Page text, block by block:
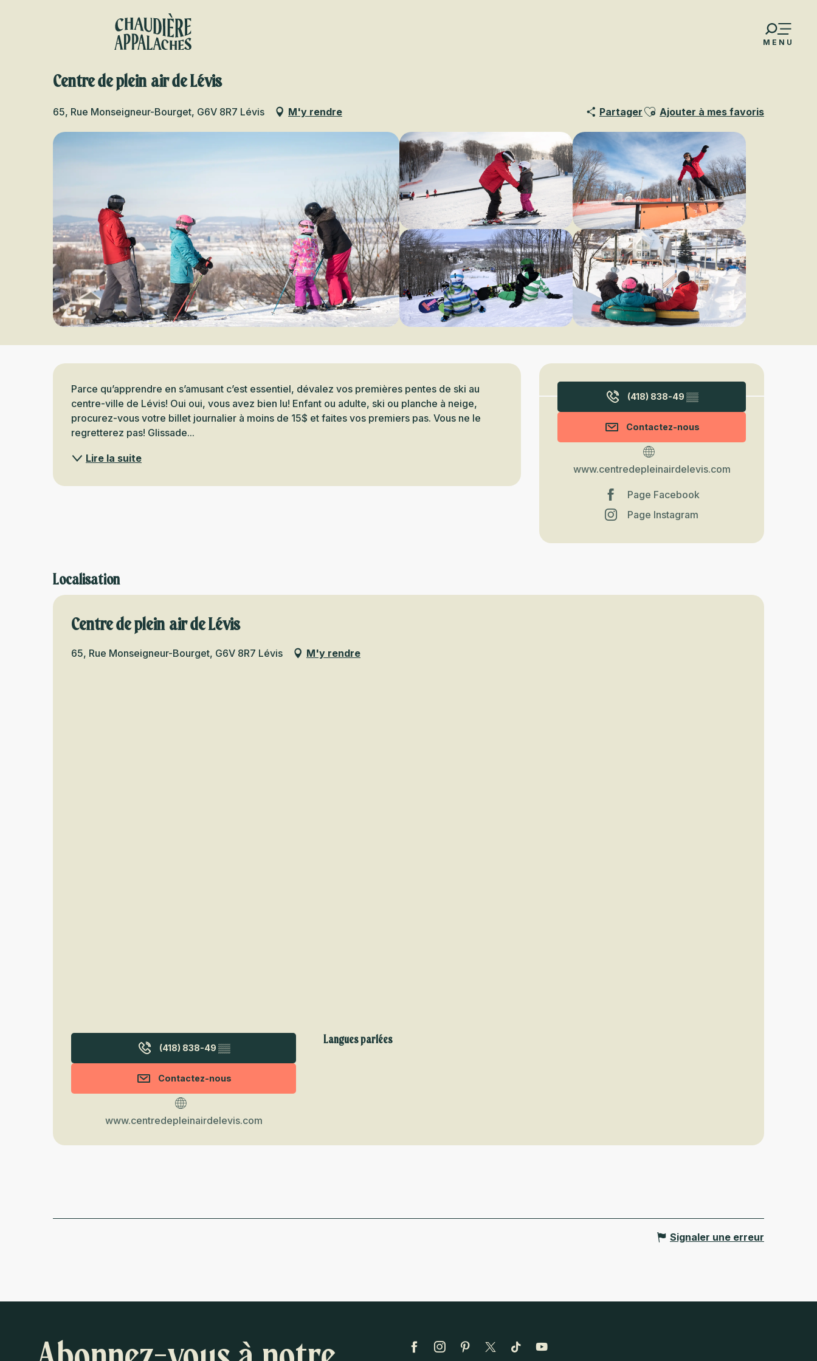
MENU
Centre de plein air de Lévis
65, Rue Monseigneur-Bourget, G6V 8R7 Lévis M'y rendre Partager Ajouter aux favoris
Ajouter à mes favoris
Ouverture et coordonnées
(418) 838-49 ▒▒
Contactez-nous
www.centredepleinairdelevis.com
Page Facebook
Page Instagram
Description
Parce qu’apprendre en s’amusant c’est essentiel, dévalez vos premières pentes de ski au
centre-ville de Lévis! Oui oui, vous avez bien lu! Enfant ou adulte, ski ou planche à neige,
procurez-vous votre billet journalier à moins de 15$ et faites vos premiers pas. Vous ne le
regretterez pas! Glissade...
Lire la suite
Localisation
Centre de plein air de Lévis
65, Rue Monseigneur-Bourget, G6V 8R7 Lévis M'y rendre
(418) 838-49 ▒▒
Contactez-nous
www.centredepleinairdelevis.com
Langues parlées
Langues parlées
Signaler une erreur